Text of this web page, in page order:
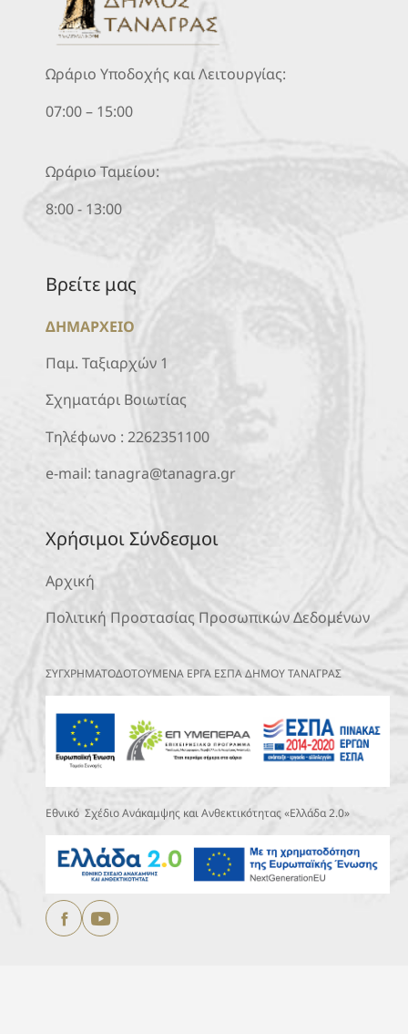
Ωράριο Υποδοχής και Λειτουργίας:
07:00 – 15:00
Ωράριο Ταμείου:
8:00 - 13:00
Βρείτε μας
ΔΗΜΑΡΧΕΙΟ
Παμ. Ταξιαρχών 1
Σχηματάρι Βοιωτίας
Τηλέφωνο : 2262351100
e-mail: tanagra@tanagra.gr
Χρήσιμοι Σύνδεσμοι
Αρχική
Πολιτική Προστασίας Προσωπικών Δεδομένων
ΣΥΓΧΡΗΜΑΤΟΔΟΤΟΥΜΕΝΑ ΕΡΓΑ ΕΣΠΑ ΔΗΜΟΥ ΤΑΝΑΓΡΑΣ
Εθνικό Σχέδιο Ανάκαμψης και Ανθεκτικότητας «Ελλάδα 2.0»